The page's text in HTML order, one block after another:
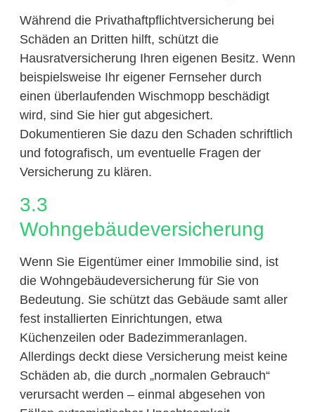
Während die Privathaftpflichtversicherung bei
Schäden an Dritten hilft, schützt die
Hausratversicherung Ihren eigenen Besitz. Wenn
beispielsweise Ihr eigener Fernseher durch
einen überlaufenden Wischmopp beschädigt
wird, sind Sie hier gut abgesichert.
Dokumentieren Sie dazu den Schaden schriftlich
und fotografisch, um eventuelle Fragen der
Versicherung zu klären.
3.3
Wohngebäudeversicherung
Wenn Sie Eigentümer einer Immobilie sind, ist
die Wohngebäudeversicherung für Sie von
Bedeutung. Sie schützt das Gebäude samt aller
fest installierten Einrichtungen, etwa
Küchenzeilen oder Badezimmeranlagen.
Allerdings deckt diese Versicherung meist keine
Schäden ab, die durch „normalen Gebrauch“
verursacht werden – einmal abgesehen von